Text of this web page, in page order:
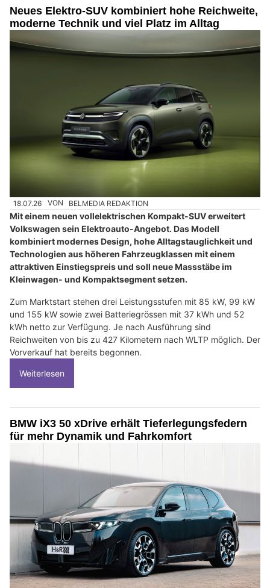
Neues Elektro-SUV kombiniert hohe Reichweite,
moderne Technik und viel Platz im Alltag
18.07.26 VON BELMEDIA REDAKTION
Mit einem neuen vollelektrischen Kompakt-SUV erweitert
Volkswagen sein Elektroauto-Angebot. Das Modell
kombiniert modernes Design, hohe Alltagstauglichkeit und
Technologien aus höheren Fahrzeugklassen mit einem
attraktiven Einstiegspreis und soll neue Massstäbe im
Kleinwagen- und Kompaktsegment setzen.
Zum Marktstart stehen drei Leistungsstufen mit 85 kW, 99 kW
und 155 kW sowie zwei Batteriegrössen mit 37 kWh und 52
kWh netto zur Verfügung. Je nach Ausführung sind
Reichweiten von bis zu 427 Kilometern nach WLTP möglich. Der
Vorverkauf hat bereits begonnen.
Weiterlesen
BMW iX3 50 xDrive erhält Tieferlegungsfedern
für mehr Dynamik und Fahrkomfort